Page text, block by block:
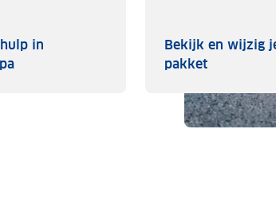
in
Pechhulp in Europa
Bekijk en wijzig
pakketBekijk en